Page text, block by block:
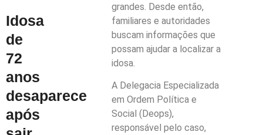
Idosa
de
72
anos
desaparece
após
grandes. Desde então,
familiares e autoridades
buscam informações que
possam ajudar a localizar a
idosa.
A Delegacia Especializada
em Ordem Política e
Social (Deops),
responsável pelo caso,